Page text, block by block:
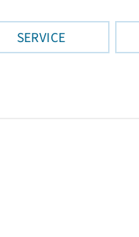
SERVICE